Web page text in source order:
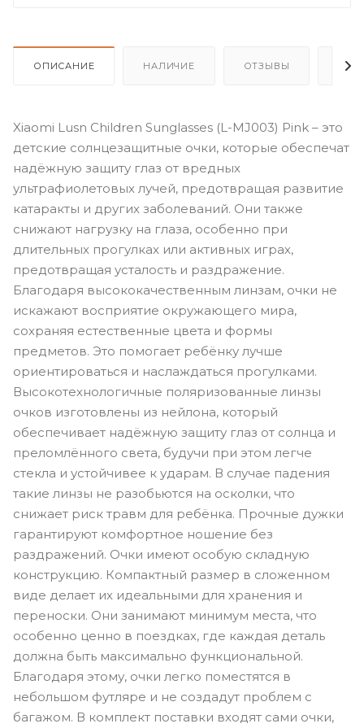
ОПИСАНИЕ НАЛИЧИЕ ОТЗЫВЫ
Xiaomi Lusn Children Sunglasses (L-MJ003) Pink – это
детские солнцезащитные очки, которые обеспечат
надёжную защиту глаз от вредных
ультрафиолетовых лучей, предотвращая развитие
катаракты и других заболеваний. Они также
снижают нагрузку на глаза, особенно при
длительных прогулках или активных играх,
предотвращая усталость и раздражение.
Благодаря высококачественным линзам, очки не
искажают восприятие окружающего мира,
сохраняя естественные цвета и формы
предметов. Это помогает ребёнку лучше
ориентироваться и наслаждаться прогулками.
Высокотехнологичные поляризованные линзы
очков изготовлены из нейлона, который
обеспечивает надёжную защиту глаз от солнца и
преломлённого света, будучи при этом легче
стекла и устойчивее к ударам. В случае падения
такие линзы не разобьются на осколки, что
снижает риск травм для ребёнка. Прочные дужки
гарантируют комфортное ношение без
раздражений. Очки имеют особую складную
конструкцию. Компактный размер в сложенном
виде делает их идеальными для хранения и
переноски. Они занимают минимум места, что
особенно ценно в поездках, где каждая деталь
должна быть максимально функциональной.
Благодаря этому, очки легко поместятся в
небольшом футляре и не создадут проблем с
багажом. В комплект поставки входят сами очки,